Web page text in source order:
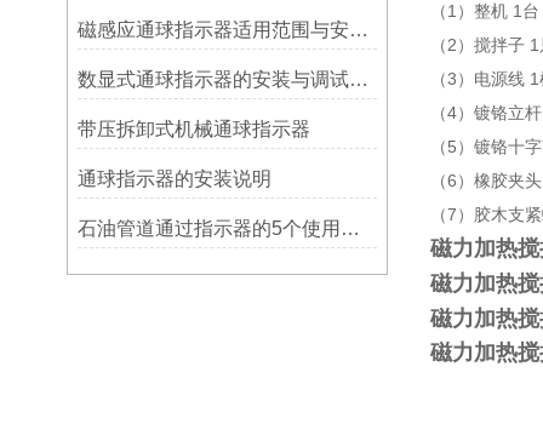
磁感应通球指示器适用范围与安装方法
数显式通球指示器的安装与调试技巧
带压拆卸式机械通球指示器
​通球指示器的安装说明
石油管道通过指示器的5个使用说明
（1）整机 1台
（2）搅拌子
（3）电源线
（4）镀铬立
（5）镀铬十
（6）橡胶夹
（7）胶木支
磁力加热
磁力加热
磁力加热
磁力加热